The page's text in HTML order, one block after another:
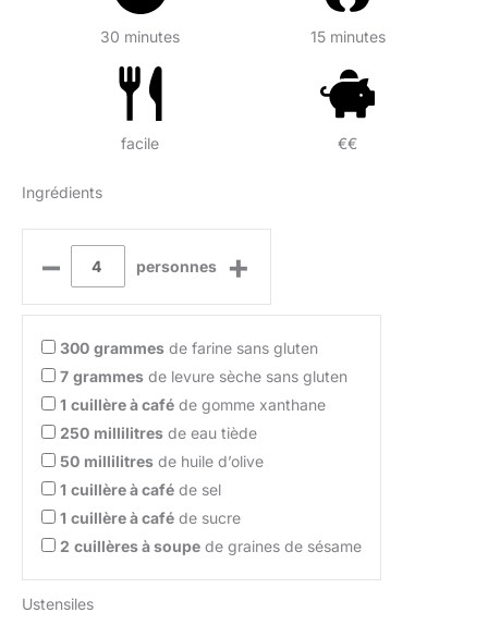
30 minutes 15 minutes
facile €€
Ingrédients
– personnes +
300 grammes de farine sans gluten
7 grammes de levure sèche sans gluten
1 cuillère à café de gomme xanthane
250 millilitres de eau tiède
50 millilitres de huile d’olive
1 cuillère à café de sel
1 cuillère à café de sucre
2 cuillères à soupe de graines de sésame
Ustensiles